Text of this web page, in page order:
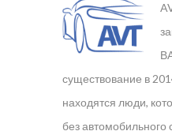
существование в
находятся люди,
без автомобильного